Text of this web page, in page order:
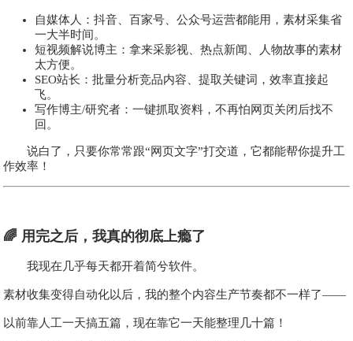
自媒体人：抖音、百家号、公众号运营都能用，素材采集省
一大半时间。
短视频解说博主：拿来采影视、热点新闻、人物故事的素材
太方便。
SEO站长：批量分析竞品内容、提取关键词，效率直接起
飞。
写作博主/研究者：一键抓取资料，不再怕网页关闭后找不
回。
说白了，只要你常常跟“网页文字”打交道，它都能帮你提升工
作效率！
🌈 用完之后，我真的彻底上瘾了
我现在几乎每天都开着简兮软件。
素材收集变得自动化以后，我的整个内容生产节奏都不一样了——
以前靠人工一天搞五篇，现在靠它一天能整理几十篇！